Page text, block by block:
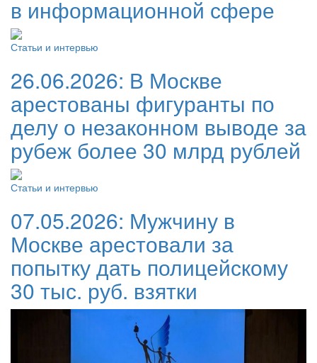
в информационной сфере
Статьи и интервью
26.06.2026: В Москве
арестованы фигуранты по
делу о незаконном выводе за
рубеж более 30 млрд рублей
Статьи и интервью
07.05.2026: Мужчину в
Москве арестовали за
попытку дать полицейскому
30 тыс. руб. взятки